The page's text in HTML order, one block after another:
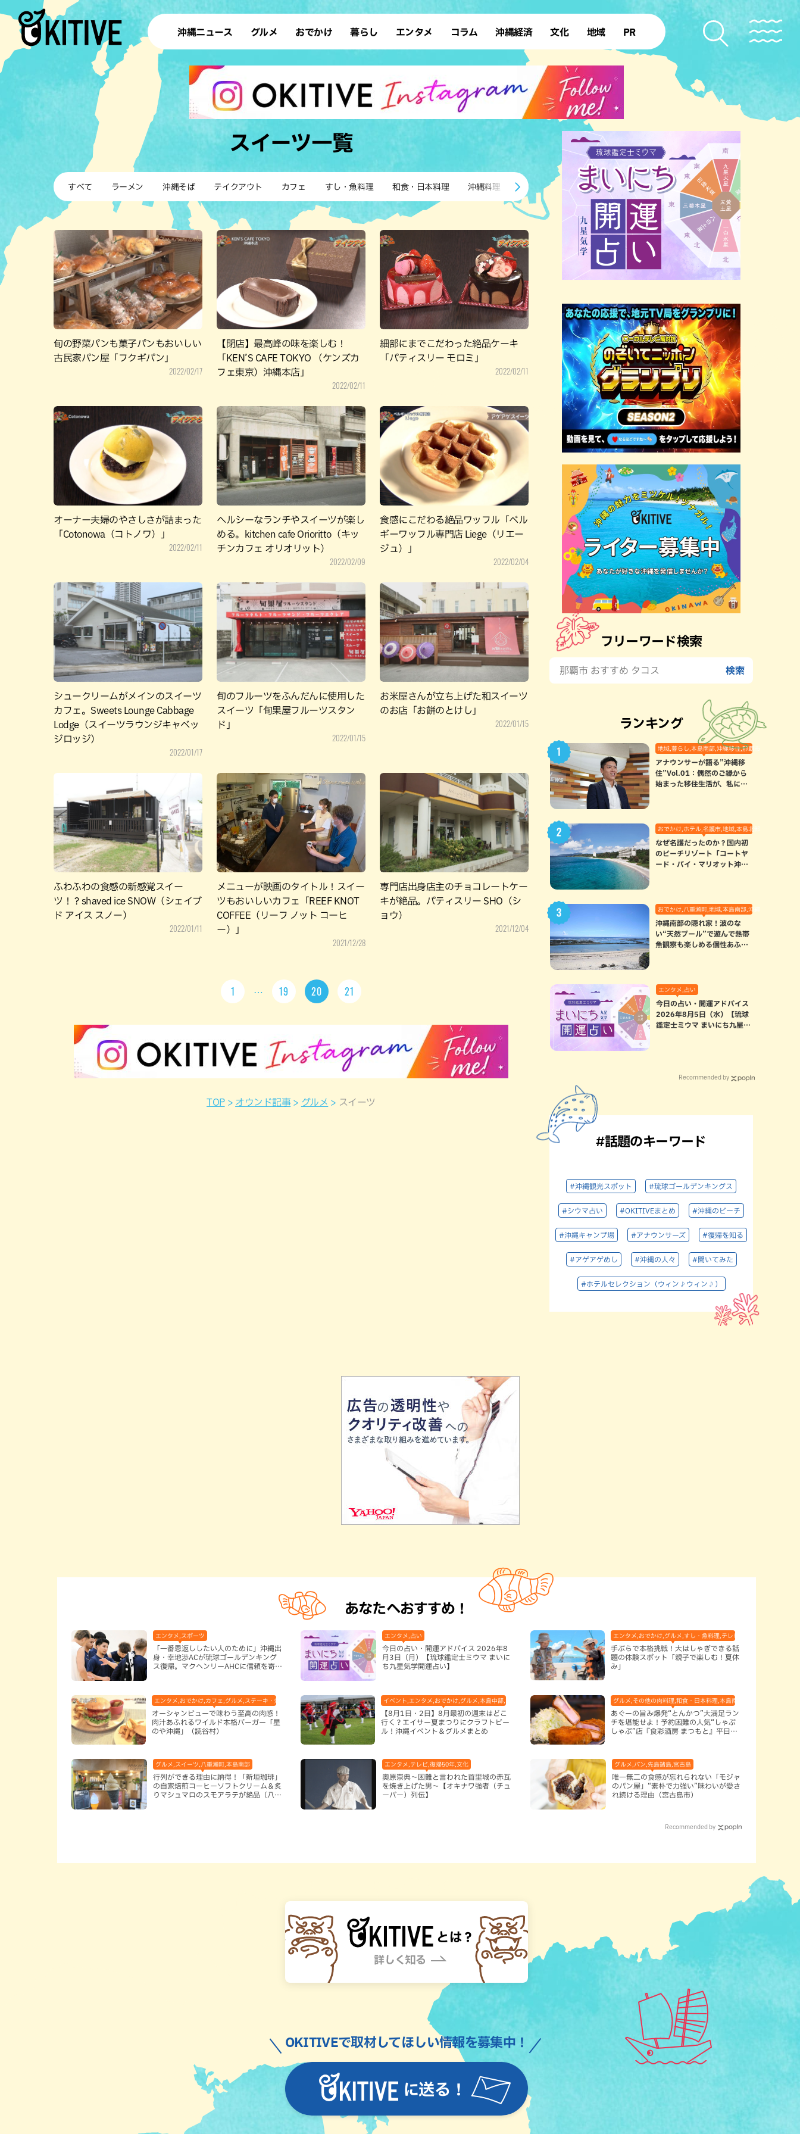
沖縄ニュース グルメ
ラーメン 沖縄そば
テイクアウト カフェ
すし・魚料理 和食・日本料理
沖縄料理 アジア・エスニック
ステーキ・焼肉 焼鳥・串料理
その他の肉料理 居酒屋・バー
ブッフェ・バイキング スイーツ
カレー
ハンバーガー タコス・タコライス
おでかけ
デート ドライブ
散歩 ソロ活
歴史
サウナ 公園
暮らし
レシピ SDGs
ファッション ローカルニュース
沖縄移住 沖縄旧暦行事
エンタメ
スポーツ 占い
タレント・芸人 テレビ
コラム 沖縄経済 文化
復帰50年
地域
本島北部
本島南部 先島諸島
北部離島
PR
スイーツ一覧
すべて ラーメン 沖縄そば テイクアウト カフェ すし・魚料理 和食・日本料理 沖縄料理 アジア・エスニック 中華 イタリアン 洋食・西洋料理
旬の野菜パンも菓子パンもおいしい
古民家パン屋「フクギパン」
2022/02/17
【閉店】最高峰の味を楽しむ！
「KEN’S CAFE TOKYO （ケンズカ
フェ東京）沖縄本店」
2022/02/11
細部にまでこだわった絶品ケーキ
「パティスリー モロミ」
2022/02/11
オーナー夫婦のやさしさが詰まった
「Cotonowa（コトノワ）」
2022/02/11
ヘルシーなランチやスイーツが楽し
める。kitchen cafe Orioritto（キッ
チンカフェ オリオリット）
2022/02/09
食感にこだわる絶品ワッフル「ベル
ギーワッフル専門店 Liege（リエー
ジュ）」
2022/02/04
シュークリームがメインのスイーツ
カフェ。Sweets Lounge Cabbage
Lodge（スイーツラウンジキャベッ
ジロッジ）
2022/01/17
旬のフルーツをふんだんに使用した
スイーツ「旬果屋フルーツスタン
ド」
2022/01/15
お米屋さんが立ち上げた和スイーツ
のお店「お餅のとけし」
2022/01/15
ふわふわの食感の新感覚スイー
ツ！？shaved ice SNOW（シェイブ
ド アイス スノー）
2022/01/11
メニューが映画のタイトル！スイー
ツもおいしいカフェ「REEF KNOT
COFFEE（リーフ ノット コーヒ
ー）」
2021/12/28
専門店出身店主のチョコレートケー
キが絶品。パティスリー SHO（シ
ョウ）
2021/12/04
1 19 20 21
TOP オウンド記事 グルメ スイーツ
フリーワード検索
ランキング
地域,暮らし,本島南部,沖縄移住,那覇市
アナウンサーが語る”沖縄移
住”Vol.01：偶然のご縁から
始まった移住生活が、私にと
おでかけ,ホテル,名護市,地域,本島北部
なぜ名護だったのか？国内初
のビーチリゾート「コートヤ
ード・バイ・マリオット沖縄
おでかけ,八重瀬町,地域,本島南部,沖縄の海,自然
沖縄南部の隠れ家！波のな
い“天然プール”で遊んで熱帯
魚観察も楽しめる個性あふれ
エンタメ,占い
今日の占い・開運アドバイス
2026年8月5日（水）【琉球
鑑定士ミウマ まいにち九星気
Recommended by
#話題のキーワード
#沖縄観光スポット #琉球ゴールデンキングス
#シウマ占い #OKITIVEまとめ #沖縄のビーチ
#沖縄キャンプ場 #アナウンサーズ #復帰を知る
#アゲアゲめし #沖縄の人々 #聞いてみた
#ホテルセレクション（ウィン♪ウィン♪）
あなたへおすすめ！
エンタメ,スポーツ
「一番恩返ししたい人のために」沖縄出
身・幸地渉ACが琉球ゴールデンキング
ス復帰。マクヘンリーAHCに信頼を寄せ
エンタメ,占い
今日の占い・開運アドバイス 2026年8
月3日（月）【琉球鑑定士ミウマ まいに
ち九星気学開運占い】
エンタメ,おでかけ,グルメ,すし・魚料理,テレビ,体験,北谷町,地域,子
手ぶらで本格挑戦！大はしゃぎできる話
題の体験スポット「親子で楽しむ！夏休
み」
エンタメ,おでかけ,カフェ,グルメ,ステーキ・焼肉,テレビ,ハンバーガー,ホテル,地域,本島中部,読谷村
オーシャンビューで味わう至高の肉感！
肉汁あふれるワイルド本格バーガー「星
のや沖縄」（読谷村）
イベント,エンタメ,おでかけ,グルメ,本島中部,本島北部,本島南部
【8月1日・2日】8月最初の週末はどこ
行く？エイサー夏まつりにクラフトビー
ル！沖縄イベント＆グルメまとめ
グルメ,その他の肉料理,和食・日本料理,本島南部,那覇市
あぐーの旨み爆発“とんかつ”大満足ラン
チを堪能せよ！予約困難の人気“しゃぶ
しゃぶ”店『食彩酒房 まつもと』平日限
グルメ,スイーツ,八重瀬町,本島南部
行列ができる理由に納得！「新垣珈琲」
の自家焙煎コーヒーソフトクリーム＆炙
りマシュマロのスモアラテが絶品（八重
エンタメ,テレビ,復帰50年,文化
奥原崇典～困難と言われた首里城の赤瓦
を焼き上げた男～【オキナワ強者（チュ
ーバー）列伝】
グルメ,パン,先島諸島,宮古島
唯一無二の食感が忘れられない「モジャ
のパン屋」“素朴で力強い”味わいが愛さ
れ続ける理由（宮古島市）
Recommended by
に送る！
OKITIVEで取材してほしい情報を募集中！